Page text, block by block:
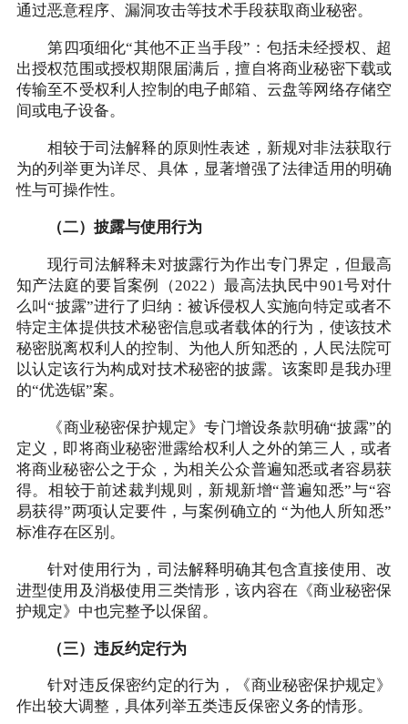
通过恶意程序、漏洞攻击等技术手段获取商业秘密。
第四项细化“其他不正当手段”：包括未经授权、超
出授权范围或授权期限届满后，擅自将商业秘密下载或
传输至不受权利人控制的电子邮箱、云盘等网络存储空
间或电子设备。
相较于司法解释的原则性表述，新规对非法获取行
为的列举更为详尽、具体，显著增强了法律适用的明确
性与可操作性。
（二）披露与使用行为
现行司法解释未对披露行为作出专门界定，但最高
知产法庭的要旨案例（2022）最高法执民中901号对什
么叫“披露”进行了归纳：被诉侵权人实施向特定或者不
特定主体提供技术秘密信息或者载体的行为，使该技术
秘密脱离权利人的控制、为他人所知悉的，人民法院可
以认定该行为构成对技术秘密的披露。该案即是我办理
的“优选锯”案。
《商业秘密保护规定》专门增设条款明确“披露”的
定义，即将商业秘密泄露给权利人之外的第三人，或者
将商业秘密公之于众，为相关公众普遍知悉或者容易获
得。相较于前述裁判规则，新规新增“普遍知悉”与“容
易获得”两项认定要件，与案例确立的 “为他人所知悉”
标准存在区别。
针对使用行为，司法解释明确其包含直接使用、改
进型使用及消极使用三类情形，该内容在《商业秘密保
护规定》中也完整予以保留。
（三）违反约定行为
针对违反保密约定的行为，《商业秘密保护规定》
作出较大调整，具体列举五类违反保密义务的情形。